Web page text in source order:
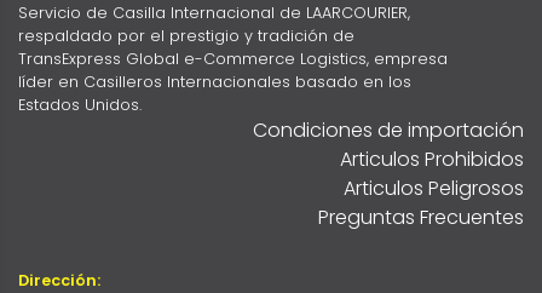
Servicio de Casilla Internacional de LAARCOURIER,
respaldado por el prestigio y tradición de
TransExpress Global e-Commerce Logistics, empresa
líder en Casilleros Internacionales basado en los
Estados Unidos.
Condiciones de importación
Articulos Prohibidos
Articulos Peligrosos
Preguntas Frecuentes
Dirección: